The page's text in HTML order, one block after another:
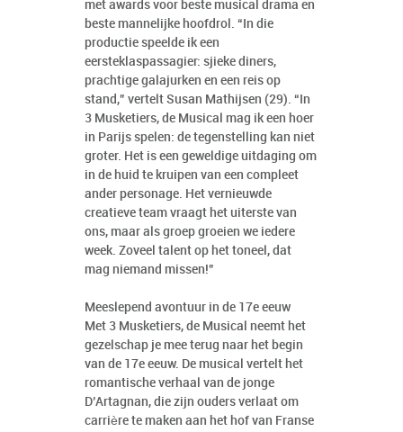
met awards voor beste musical drama en
beste mannelijke hoofdrol. “In die
productie speelde ik een
eersteklaspassagier: sjieke diners,
prachtige galajurken en een reis op
stand,” vertelt Susan Mathijsen (29). “In
3 Musketiers, de Musical mag ik een hoer
in Parijs spelen: de tegenstelling kan niet
groter. Het is een geweldige uitdaging om
in de huid te kruipen van een compleet
ander personage. Het vernieuwde
creatieve team vraagt het uiterste van
ons, maar als groep groeien we iedere
week. Zoveel talent op het toneel, dat
mag niemand missen!”
Meeslepend avontuur in de 17e eeuw
Met 3 Musketiers, de Musical neemt het
gezelschap je mee terug naar het begin
van de 17e eeuw. De musical vertelt het
romantische verhaal van de jonge
D’Artagnan, die zijn ouders verlaat om
carrière te maken aan het hof van Franse